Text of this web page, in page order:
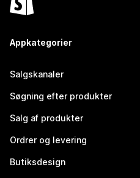
Appkategorier
Salgskanaler
Søgning efter produkter
Salg af produkter
Ordrer og levering
Butiksdesign